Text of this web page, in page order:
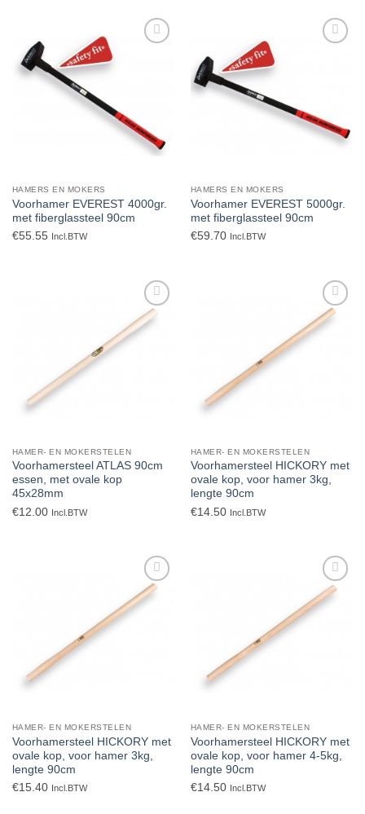
HAMERS EN MOKERS
Voorhamer EVEREST 4000gr.
met fiberglassteel 90cm
€55.55 Incl.BTW
HAMERS EN MOKERS
Voorhamer EVEREST 5000gr.
met fiberglassteel 90cm
€59.70 Incl.BTW
Toevoegen
aan
verlanglijst
HAMER- EN MOKERSTELEN
Voorhamersteel ATLAS 90cm
essen, met ovale kop
45x28mm
€12.00 Incl.BTW
Toevoegen
aan
verlanglijst
HAMER- EN MOKERSTELEN
Voorhamersteel HICKORY met
ovale kop, voor hamer 3kg,
lengte 90cm
€14.50 Incl.BTW
Toevoegen
aan
verlanglijst
HAMER- EN MOKERSTELEN
Voorhamersteel HICKORY met
ovale kop, voor hamer 3kg,
lengte 90cm
€15.40 Incl.BTW
Toevoegen
aan
verlanglijst
HAMER- EN MOKERSTELEN
Voorhamersteel HICKORY met
ovale kop, voor hamer 4-5kg,
lengte 90cm
€14.50 Incl.BTW